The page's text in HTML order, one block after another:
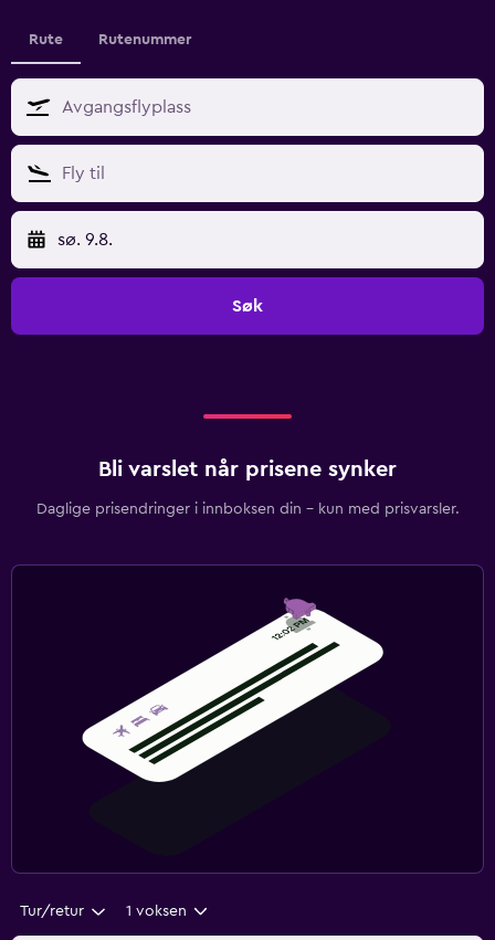
Rute Rutenummer
sø. 9.8.
Søk
Bli varslet når prisene synker
Daglige prisendringer i innboksen din – kun med prisvarsler.
Tur/retur 1 voksen